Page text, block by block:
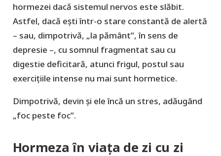
hormezei dacă sistemul nervos este slăbit.
Astfel, dacă ești într-o stare constantă de alertă
– sau, dimpotrivă, „la pământ”, în sens de
depresie –, cu somnul fragmentat sau cu
digestie deficitară, atunci frigul, postul sau
exercițiile intense nu mai sunt hormetice.
Dimpotrivă, devin şi ele încă un stres, adăugând
„foc peste foc”.
Hormeza în viața de zi cu zi